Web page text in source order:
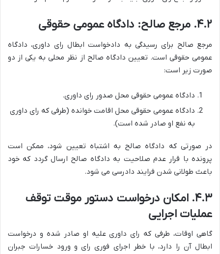
۴.۲. مرجع صالح: دادگاه عمومی حقوقی
مرجع صالح برای رسیدگی به دادخواست ابطال رای داوری، دادگاه
عمومی حقوقی است. تعیین دادگاه صالح از نظر محلی به یکی از دو
صورت زیر است:
دادگاه عمومی حقوقی محل صدور رای داوری.
دادگاه عمومی حقوقی محل اقامت خوانده (طرفی که رای داوری
به نفع او صادر شده است).
در صورتی که دادگاه صالح به اشتباه تعیین شود، ممکن است
پرونده با قرار عدم صلاحیت به دادگاه صالح ارسال گردد که خود
باعث طولانی شدن فرایند دادرسی می شود.
۴.۳. امکان درخواست دستور موقت توقف
عملیات اجرایی
گاهی اوقات، طرفی که رای داوری علیه او صادر شده و درخواست
ابطال آن را دارد، با خطر اجرای فوری رای و ورود خسارات جبران